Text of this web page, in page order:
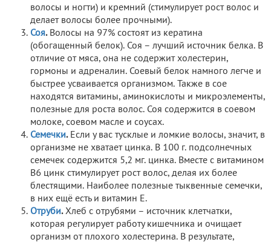
волосы и ногти) и кремний (стимулирует рост волос и
делает волосы более прочными).
Соя.Волосы на 97% состоят из кератина
(обогащенный белок). Соя – лучший источник белка. В
отличие от мяса, она не содержит холестерин,
гормоны и адреналин. Соевый белок намного легче и
быстрее усваивается организмом. Также в сое
находятся витамины, аминокислоты и микроэлементы,
полезные для роста волос. Соя содержится в соевом
молоке, соевом масле и соусах.
Семечки.Если у вас тусклые и ломкие волосы, значит, в
организме не хватает цинка. В 100 г. подсолнечных
семечек содержится 5,2 мг. цинка. Вместе с витамином
В6 цинк стимулирует рост волос, делая их более
блестящими. Наиболее полезные тыквенные семечки,
в них ещё есть и витамин Е.
Отруби.Хлеб с отрубями – источник клетчатки,
которая регулирует работу кишечника и очищает
организм от плохого холестерина. В результате,